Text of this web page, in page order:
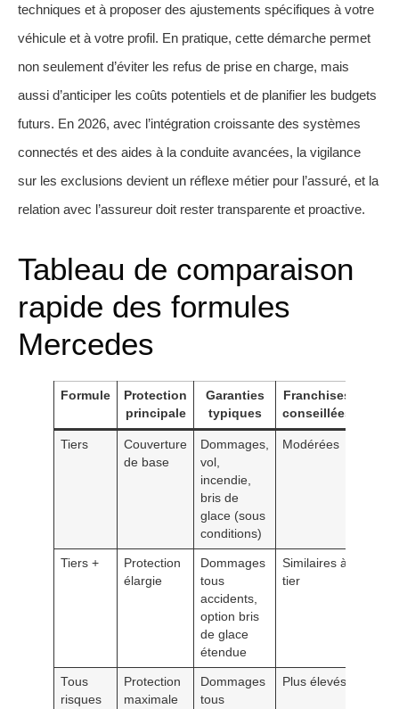
techniques et à proposer des ajustements spécifiques à votre
véhicule et à votre profil. En pratique, cette démarche permet
non seulement d’éviter les refus de prise en charge, mais
aussi d’anticiper les coûts potentiels et de planifier les budgets
futurs. En 2026, avec l’intégration croissante des systèmes
connectés et des aides à la conduite avancées, la vigilance
sur les exclusions devient un réflexe métier pour l’assuré, et la
relation avec l’assureur doit rester transparente et proactive.
Tableau de comparaison
rapide des formules
Mercedes
Formule
Protection
principale
Garanties
typiques
Franchises
conseillées
Tiers
Couverture
de base
Dommages,
vol,
incendie,
bris de
glace (sous
conditions)
Modérées
Tiers +
Protection
élargie
Dommages
tous
accidents,
option bris
de glace
étendue
Similaires à
tier
Tous
risques
Protection
maximale
Dommages
tous
Plus élevés